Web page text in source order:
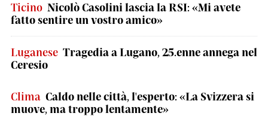
Ticino Nicolò Casolini lascia la RSI: «Mi avete
fatto sentire un vostro amico»
Luganese Tragedia a Lugano, 25.enne annega nel
Ceresio
Clima Caldo nelle città, l'esperto: «La Svizzera si
muove, ma troppo lentamente»